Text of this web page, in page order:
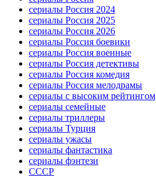
сериалы Россия 2024
сериалы Россия 2025
сериалы Россия 2026
сериалы Россия боевики
сериалы Россия военные
сериалы Россия детективы
сериалы Россия комедия
сериалы Россия мелодрамы
сериалы с высоким рейтингом
сериалы семейные
сериалы триллеры
сериалы Турция
сериалы ужасы
сериалы фантастика
сериалы фэнтези
СССР